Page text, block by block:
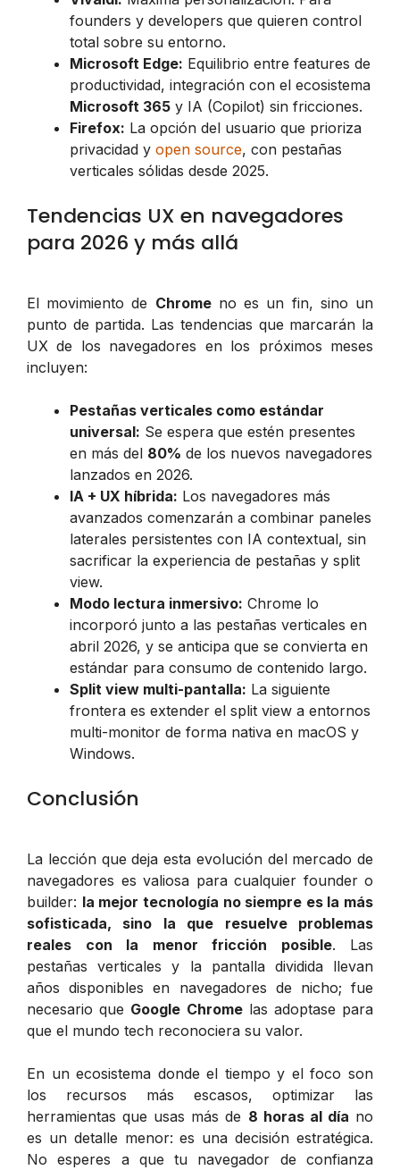
founders y developers que quieren control
total sobre su entorno.
Microsoft Edge: Equilibrio entre features de
productividad, integración con el ecosistema
Microsoft 365 y IA (Copilot) sin fricciones.
Firefox: La opción del usuario que prioriza
privacidad y open source, con pestañas
verticales sólidas desde 2025.
Tendencias UX en navegadores
para 2026 y más allá
El movimiento de Chromeno es un fin, sino un
punto de partida. Las tendencias que marcarán la
UX de los navegadores en los próximos meses
incluyen:
Pestañas verticales como estándar
universal: Se espera que estén presentes
en más del 80% de los nuevos navegadores
lanzados en 2026.
IA + UX híbrida: Los navegadores más
avanzados comenzarán a combinar paneles
laterales persistentes con IA contextual, sin
sacrificar la experiencia de pestañas y split
view.
Modo lectura inmersivo: Chrome lo
incorporó junto a las pestañas verticales en
abril 2026, y se anticipa que se convierta en
estándar para consumo de contenido largo.
Split view multi-pantalla: La siguiente
frontera es extender el split view a entornos
multi-monitor de forma nativa en macOS y
Windows.
Conclusión
La lección que deja esta evolución del mercado de
navegadores es valiosa para cualquier founder o
builder: la mejor tecnología no siempre es la más
sofisticada, sino la que resuelve problemas
reales con la menor fricción posible. Las
pestañas verticales y la pantalla dividida llevan
años disponibles en navegadores de nicho; fue
necesario que Google Chromelas adoptase para
que el mundo tech reconociera su valor.
En un ecosistema donde el tiempo y el foco son
los recursos más escasos, optimizar las
herramientas que usas más de 8 horas al día no
es un detalle menor: es una decisión estratégica.
No esperes a que tu navegador de confianza